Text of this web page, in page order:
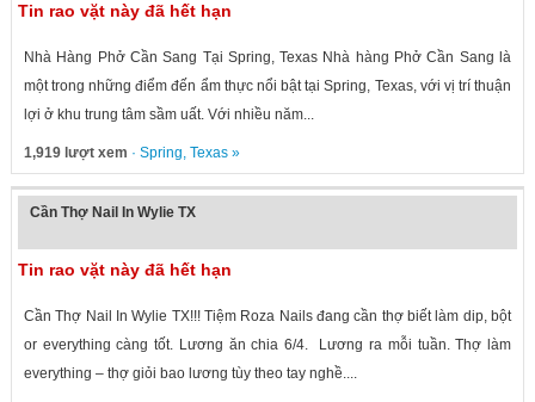
Tin rao vặt này đã hết hạn
Nhà Hàng Phở Cần Sang Tại Spring, Texas Nhà hàng Phở Cần Sang là
một trong những điểm đến ẩm thực nổi bật tại Spring, Texas, với vị trí thuận
lợi ở khu trung tâm sầm uất. Với nhiều năm...
1,919 lượt xem · Spring, Texas»
Cần Thợ Nail In Wylie TX
Tin rao vặt này đã hết hạn
Cần Thợ Nail In Wylie TX!!! Tiệm Roza Nails đang cần thợ biết làm dip, bột
or everything càng tốt. Lương ăn chia 6/4. Lương ra mỗi tuần. Thợ làm
everything – thợ giỏi bao lương tùy theo tay nghề....